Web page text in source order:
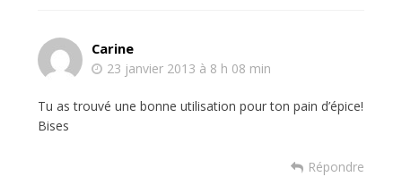
Carine
23 janvier 2013 à 8 h 08 min
Tu as trouvé une bonne utilisation pour ton pain d’épice!
Bises
Répondre